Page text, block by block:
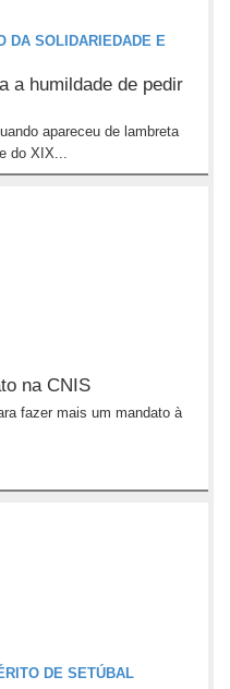
DA SOLIDARIEDADE E
a humildade de pedir
apareceu de lambreta
do XIX...
na CNIS
fazer mais um mandato à
DE SETÚBAL